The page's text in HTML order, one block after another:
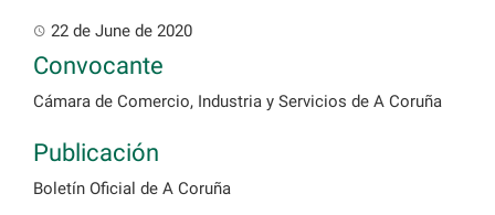
22 de June de 2020
Convocante
Cámara de Comercio, Industria y Servicios de A Coruña
Publicación
Boletín Oficial de A Coruña